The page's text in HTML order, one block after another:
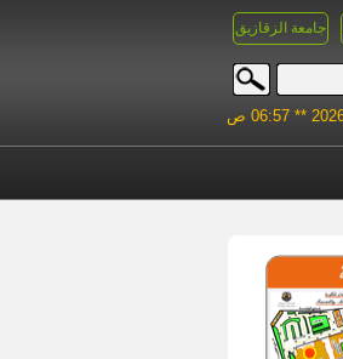
جامعة الزقازيق